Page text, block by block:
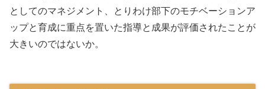
としてのマネジメント、とりわけ部下のモチベーションア
ップと育成に重点を置いた指導と成果が評価されたことが
大きいのではないか。